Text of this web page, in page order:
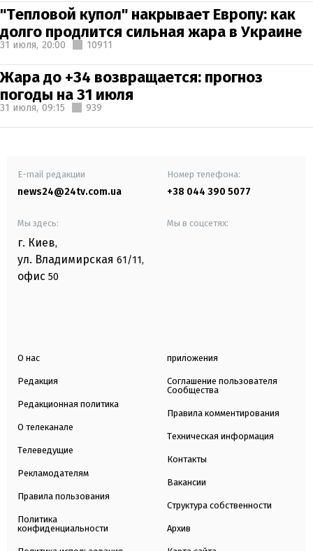
"Тепловой купол" накрывает Европу: как
долго продлится сильная жара в Украине
31 июля, 20:00 10911
Жара до +34 возвращается: прогноз
погоды на 31 июля
31 июля, 09:15 939
E-mail редакции
news24@24tv.com.ua
Номер телефона:
+38 044 390 5077
Мы здесь:
г. Киев,
ул. Владимирская 61/11,
офис 50
Мы в соцсетях:
О нас
Редакция
Редакционная политика
О телеканале
Телеведущие
Рекламодателям
Правила пользования
Политика
конфиденциальности
приложения
Соглашение пользователя
Сообщества
Правила комментирования
Техническая информация
Контакты
Вакансии
Структура собственности
Архив